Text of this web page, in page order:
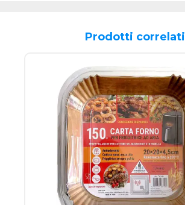
Prodotti correlati